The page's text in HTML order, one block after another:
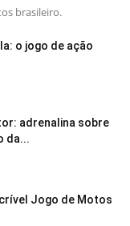
brasileiro.
o jogo de ação
adrenalina sobre
da...
Jogo de Motos